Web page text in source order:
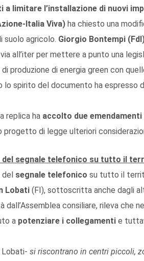
a limitare l’installazione di nuovi
Italia Viva) ha chiesto una
suolo agricolo. Giorgio Bontempi
all’iter per mettere a punto una
produzione di energia green con
lo spirito del documento ha espresso
replica ha accolto due
progetto di legge ulteriori
del segnale telefonico su tutto il
del segnale telefonico su tutto il
Lobati (FI), sottoscritta anche dagli
dall’Assemblea consiliare, rileva che
a potenziare i collegamenti e
si riscontrano in centri piccoli,